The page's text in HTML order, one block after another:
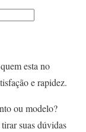
esta no
e rapidez.
ou modelo?
suas dúvidas